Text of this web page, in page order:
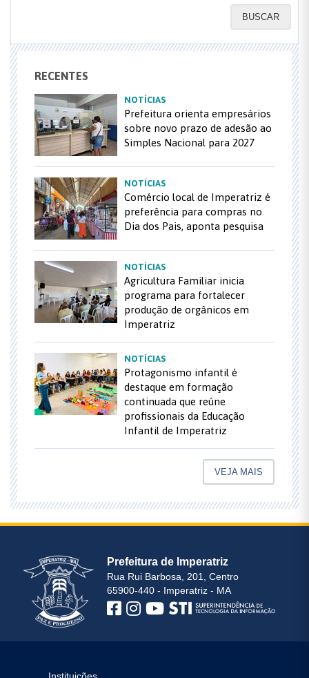
BUSCAR
RECENTES
NOTÍCIAS
Prefeitura orienta empresários
sobre novo prazo de adesão ao
Simples Nacional para 2027
NOTÍCIAS
Comércio local de Imperatriz é
preferência para compras no
Dia dos Pais, aponta pesquisa
NOTÍCIAS
Agricultura Familiar inicia
programa para fortalecer
produção de orgânicos em
Imperatriz
NOTÍCIAS
Protagonismo infantil é
destaque em formação
continuada que reúne
profissionais da Educação
Infantil de Imperatriz
VEJA MAIS
Prefeitura de Imperatriz
Rua Rui Barbosa, 201, Centro
65900-440 - Imperatriz - MA
Instituições